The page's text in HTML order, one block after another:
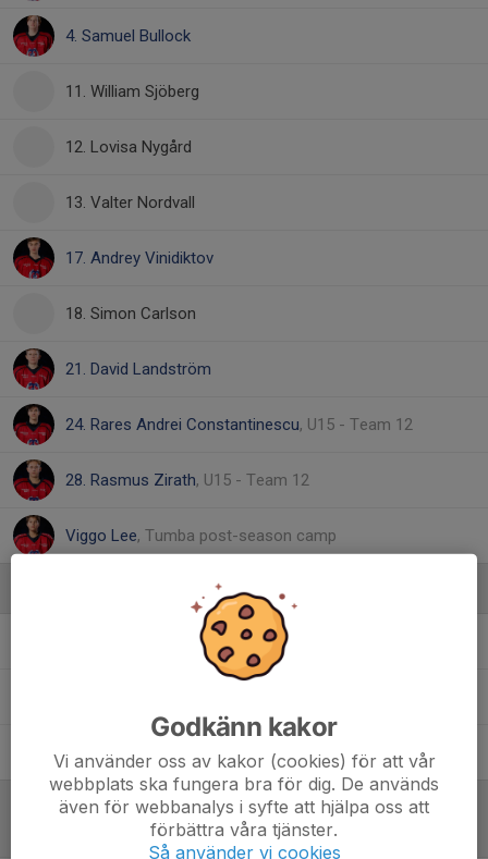
4. Samuel Bullock
11. William Sjöberg
12. Lovisa Nygård
13. Valter Nordvall
17. Andrey Vinidiktov
18. Simon Carlson
21. David Landström
24. Rares Andrei Constantinescu, U15 - Team 12
28. Rasmus Zirath, U15 - Team 12
Viggo Lee, Tumba post-season camp
Materialare
Anders Sjöberg Ass materialare
Godkänn kakor
Vi använder oss av kakor (cookies) för att vår
webbplats ska fungera bra för dig. De används
även för webbanalys i syfte att hjälpa oss att
förbättra våra tjänster.
Så använder vi cookies